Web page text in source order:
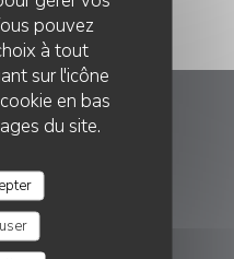
pouvez
à tout
sur l'icône
en bas
du site.
et Mer
14510 Houlgate
75